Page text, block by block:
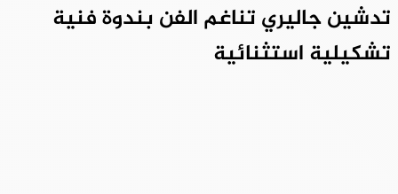
تدشين جاليري تناغم الفن بندوة فنية
تشكيلية استثنائية